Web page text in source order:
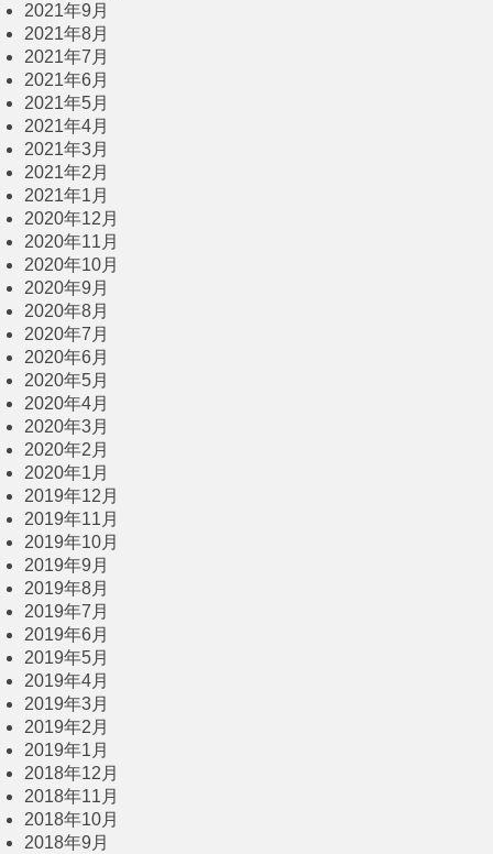
2021年9月
2021年8月
2021年7月
2021年6月
2021年5月
2021年4月
2021年3月
2021年2月
2021年1月
2020年12月
2020年11月
2020年10月
2020年9月
2020年8月
2020年7月
2020年6月
2020年5月
2020年4月
2020年3月
2020年2月
2020年1月
2019年12月
2019年11月
2019年10月
2019年9月
2019年8月
2019年7月
2019年6月
2019年5月
2019年4月
2019年3月
2019年2月
2019年1月
2018年12月
2018年11月
2018年10月
2018年9月